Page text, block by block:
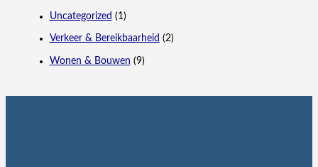
Uncategorized (1)
Verkeer & Bereikbaarheid (2)
Wonen & Bouwen (9)